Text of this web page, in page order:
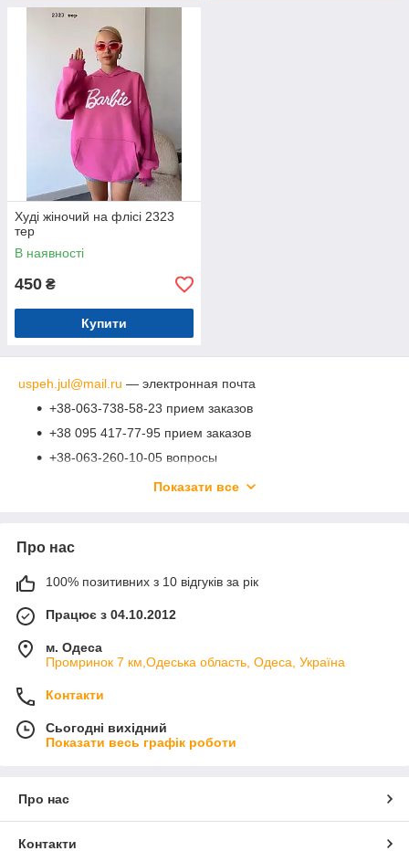
Худі жіночий на флісі 2323
тер
В наявності
450 ₴
Купити
uspeh.jul@mail.ru ― электронная почта
+38-063-738-58-23 прием заказов
+38 095 417-77-95 прием заказов
+38-063-260-10-05 вопросы
так же заказ можно осуществить нажав на кнопочку
электронную почту
uspeh.jul@mail.ru
нашим розділом Часто задаються
Показати все
Про нас
100% позитивних з 10 відгуків за рік
Працює з 04.10.2012
м. Одеса
Промринок 7 км,Одеська область, Одеса, Україна
Контакти
Сьогодні вихідний
Показати весь графік роботи
Про нас
Контакти